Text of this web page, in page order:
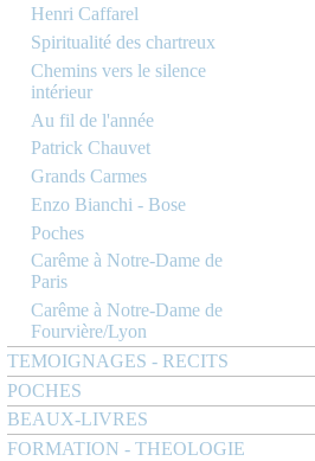
Henri Caffarel
Spiritualité des chartreux
Chemins vers le silence
intérieur
Au fil de l'année
Patrick Chauvet
Grands Carmes
Enzo Bianchi - Bose
Poches
Carême à Notre-Dame de
Paris
Carême à Notre-Dame de
Fourvière/Lyon
TEMOIGNAGES - RECITS
POCHES
BEAUX-LIVRES
FORMATION - THEOLOGIE